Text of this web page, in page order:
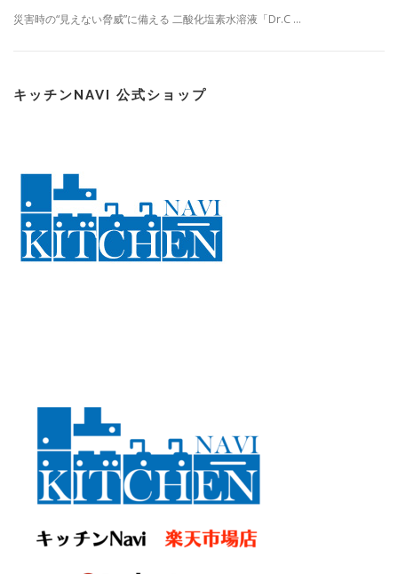
災害時の“見えない脅威”に備える 二酸化塩素水溶液「Dr.C …
キッチンNAVI 公式ショップ